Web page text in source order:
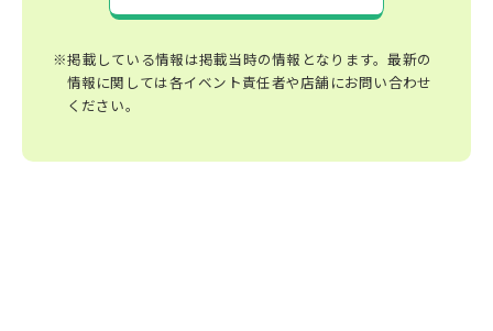
※掲載している情報は掲載当時の情報となります。最新の
情報に関しては各イベント責任者や店舗にお問い合わせ
ください。